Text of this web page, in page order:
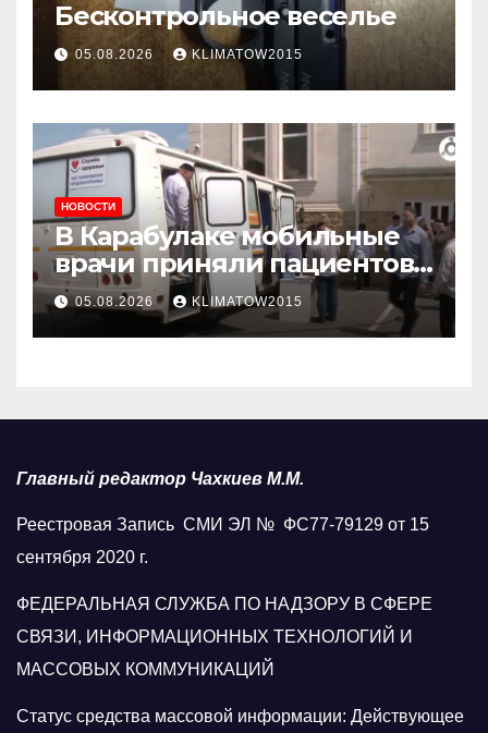
Бесконтрольное веселье
05.08.2026 KLIMATOW2015
НОВОСТИ
В Карабулаке мобильные
врачи приняли пациентов
у стен мечети
05.08.2026 KLIMATOW2015
Главный редактор Чахкиев М.М.
Реестровая Запись СМИ ЭЛ № ФС77-79129 от 15
сентября 2020 г.
ФЕДЕРАЛЬНАЯ СЛУЖБА ПО НАДЗОРУ В СФЕРЕ
СВЯЗИ, ИНФОРМАЦИОННЫХ ТЕХНОЛОГИЙ И
МАССОВЫХ КОММУНИКАЦИЙ
Статус средства массовой информации: Действующее